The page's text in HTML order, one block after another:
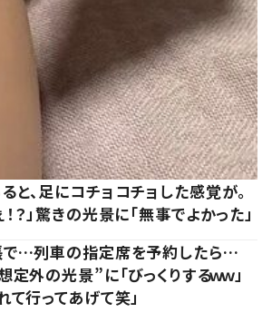
と、足にコチョコチョした感覚が。
？」驚きの光景に「無事でよかった」
で…列車の指定席を予約したら…
外の光景”に「びっくりするｗｗ」
て行ってあげて笑」